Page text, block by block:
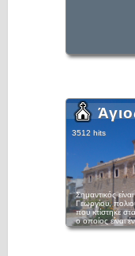
3512 hits
Σημαντικός
Γεωργίου,
που κτίστηκε
ο οποίος είναι
μνημεία της